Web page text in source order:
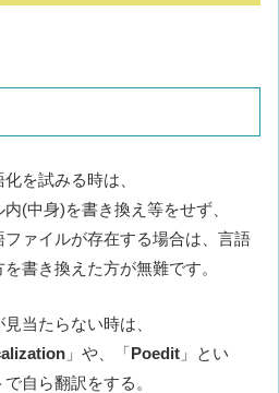
を試みる時は、
(中身)を書き換え等をせず、
ァイルが存在する場合は、言語
書き換えた方が無難です。
当たらない時は、
」や、「Poedit 」とい
自ら翻訳をする。